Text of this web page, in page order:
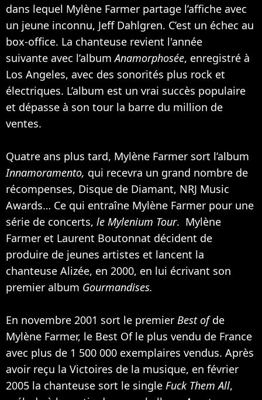
dans lequel Mylène Farmer partage l’affiche avec
un jeune inconnu, Jeff Dahlgren. C’est un échec au
box-office. La chanteuse revient l'année
suivante avec l’albumAnamorphosée, enregistré à
Los Angeles, avec des sonorités plus rock et
électriques. L’album est un vrai succès populaire
et dépasse à son tour la barre du million de
ventes.
Quatre ans plus tard, Mylène Farmer sort l’album
Innamoramento, qui recevra un grand nombre de
récompenses, Disque de Diamant, NRJ Music
Awards… Ce qui entraîne Mylène Farmer pour une
série de concerts, le Mylenium Tour. Mylène
Farmer et Laurent Boutonnat décident de
produire de jeunes artistes et lancent la
chanteuse Alizée, en 2000, en lui écrivant son
premier album Gourmandises.
En novembre 2001 sort le premier Best ofde
Mylène Farmer, le Best Of le plus vendu de France
avec plus de 1 500 000 exemplaires vendus. Après
avoir reçu la Victoires de la musique, en février
2005 la chanteuse sort le single Fuck Them All,